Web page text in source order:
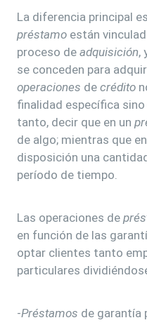
La diferencia principal
préstamo están
proceso de adquisición,
se conceden para
operaciones de crédito
finalidad específica
tanto, decir que en un
de algo; mientras que
disposición una
período de tiempo.
Las operaciones de
en función de las
optar clientes tanto
particulares
-Préstamos de garantía